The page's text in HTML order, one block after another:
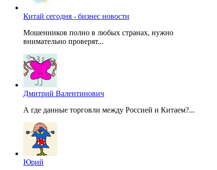
Китай сегодня - бизнес новости
Мошенников полно в любых странах, нужно
внимательно проверят...
Дмитрий Валентинович
А где данные торговли между Россией и Китаем?...
Юрий